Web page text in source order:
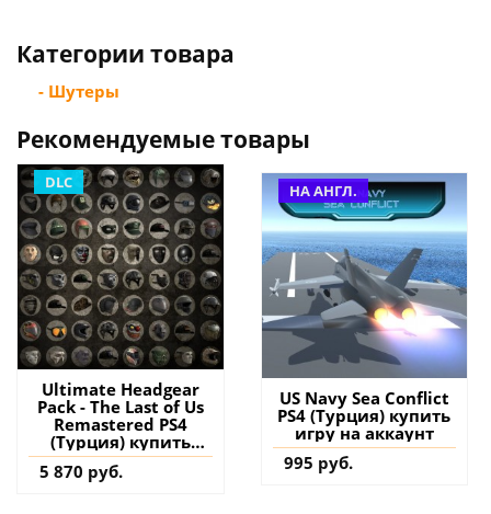
Категории товара
- Шутеры
Рекомендуемые товары
DLC
Ultimate Headgear
Pack - The Last of Us
Remastered PS4
(Турция) купить
дополнение на
аккаунт
5 870 руб.
НА АНГЛ.
US Navy Sea Conflict
PS4 (Турция) купить
игру на аккаунт
995 руб.